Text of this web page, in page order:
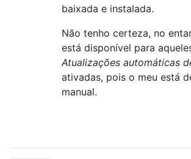
baixada e instalada.
Não tenho certeza, no
está disponível para
Atualizações automáticas
ativadas, pois o meu está
manual.